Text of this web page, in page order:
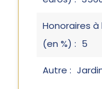
Honoraires
(en %) : 5
Autre :